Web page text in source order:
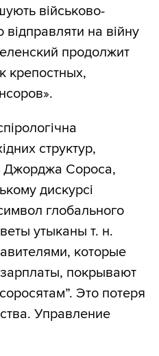
військово-
відправляти на війну
продолжит
крепостных,
структур,
Джорджа Сороса,
дискурсі
глобального
утыканы т. н.
которые
покрывают
Это потеря
Управление